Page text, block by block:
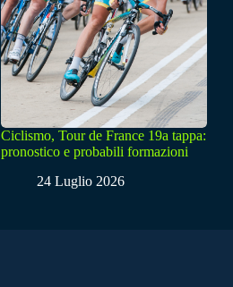
Ciclismo, Tour de France 19a tappa:
pronostico e probabili formazioni
24 Luglio 2026